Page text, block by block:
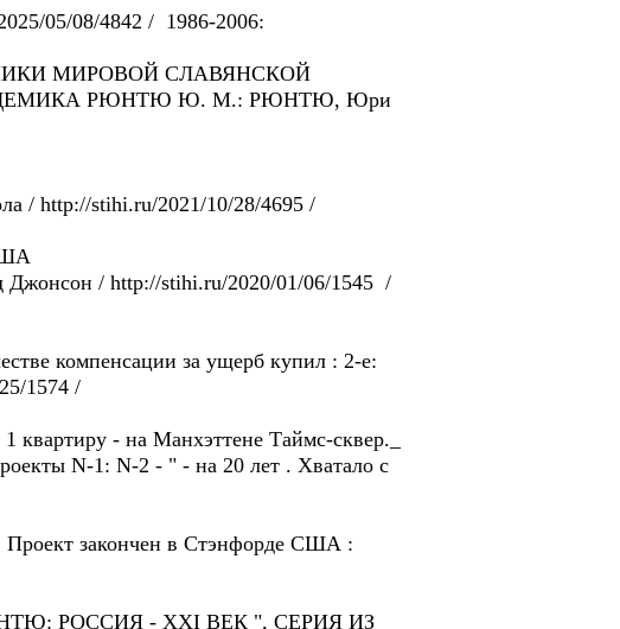
05/08/4842 / 1986-2006:
МИРОВОЙ СЛАВЯНСКОЙ
РЮНТЮ Ю. М.: РЮНТЮ, Юри
/ http://stihi.ru/2021/10/28/4695 /
/ http://stihi.ru/2020/01/06/1545 /
компенсации за ущерб купил : 2-e:
1574 /
- на Манхэттенe Таймс-сквер._
N-1: N-2 - " - на 20 лет . Xватало с
Проект закончен в Стэнфордe США :
РОССИЯ - ХХI ВЕК ", СЕРИЯ ИЗ